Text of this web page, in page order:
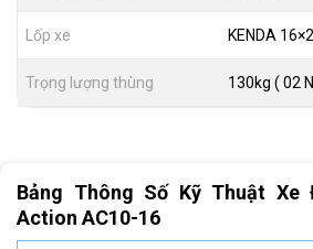
Lốp xe KENDA
Trọng lượng thùng 130kg ( 02
Bảng Thông Số Kỹ Thuật Xe
Action AC10-16